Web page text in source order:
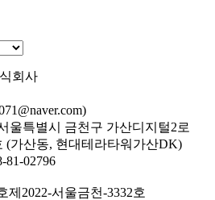
회사
울특별시 금천구 가산디지털2로
(가산동, 현대테라타워가산DK)
81-02796
제2022-서울금천-3332호